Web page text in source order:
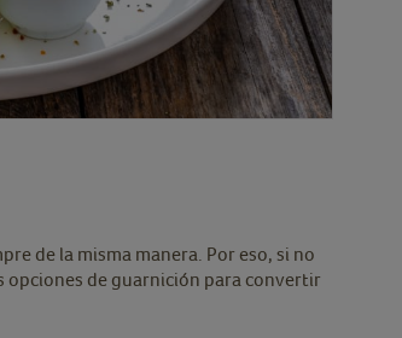
de la misma manera. Por eso, si no
opciones de guarnición para convertir